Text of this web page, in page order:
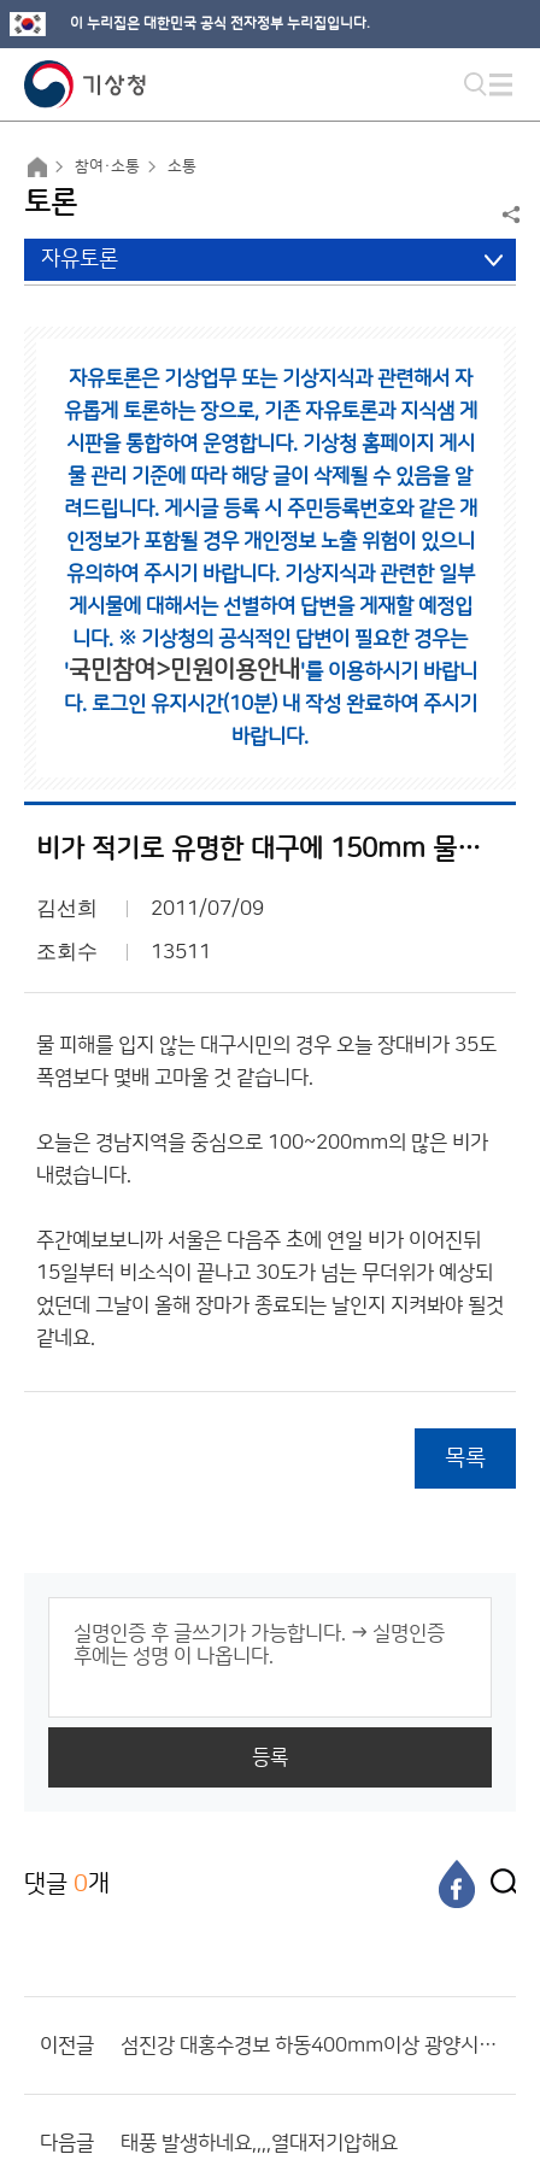
이 누리집은 대한민국 공식 전자정부 누리집입니다.
참여·소통 소통
토론
자유토론
자유토론은 기상업무 또는 기상지식과 관련해서 자
유롭게 토론하는 장으로, 기존 자유토론과 지식샘 게
시판을 통합하여 운영합니다. 기상청 홈페이지 게시
물 관리 기준에 따라 해당 글이 삭제될 수 있음을 알
려드립니다. 게시글 등록 시 주민등록번호와 같은 개
인정보가 포함될 경우 개인정보 노출 위험이 있으니
유의하여 주시기 바랍니다. 기상지식과 관련한 일부
게시물에 대해서는 선별하여 답변을 게재할 예정입
니다. ※ 기상청의 공식적인 답변이 필요한 경우는
'국민참여>민원이용안내 '를 이용하시기 바랍니
다. 로그인 유지시간(10분) 내 작성 완료하여 주시기
바랍니다.
비가 적기로 유명한 대구에 150mm 물폭탄 내렸네요.
김선희 2011/07/09
조회수 13511
물 피해를 입지 않는 대구시민의 경우 오늘 장대비가 35도
폭염보다 몇배 고마울 것 같습니다.
오늘은 경남지역을 중심으로 100~200mm의 많은 비가
내렸습니다.
주간예보보니까 서울은 다음주 초에 연일 비가 이어진뒤
15일부터 비소식이 끝나고 30도가 넘는 무더위가 예상되
었던데 그날이 올해 장마가 종료되는 날인지 지켜봐야 될것
같네요.
목록
등록
댓글 0개
이전글 섬진강 대홍수경보 하동400mm이상 광양시430mm이상
다음글 태풍 발생하네요,,,,열대저기압해요